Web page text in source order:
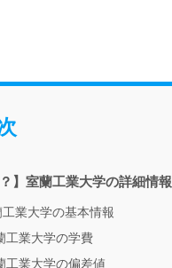
】室蘭工業大学の詳細情報
業大学の基本情報
工業大学の学費
工業大学の偏差値